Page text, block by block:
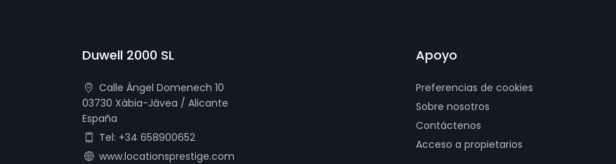
Duwell 2000 SL
Calle Ángel Domenech 10
03730 Xàbia-Jávea / Alicante
España
Tel: +34 658900652
www.locationsprestige.com
Apoyo
Preferencias de cookies
Sobre nosotros
Contáctenos
Acceso a propietarios